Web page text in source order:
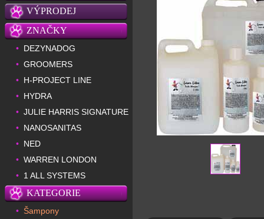
VÝPRODEJ
ZNAČKY
• DEZYNADOG
• GROOMERS
• H-PROJECT LINE
• HYDRA
• JULIE HARRIS SIGNATURE
• NANOSANITAS
• NED
• WARREN LONDON
• 1 ALL SYSTEMS
KATEGORIE
• Šampony